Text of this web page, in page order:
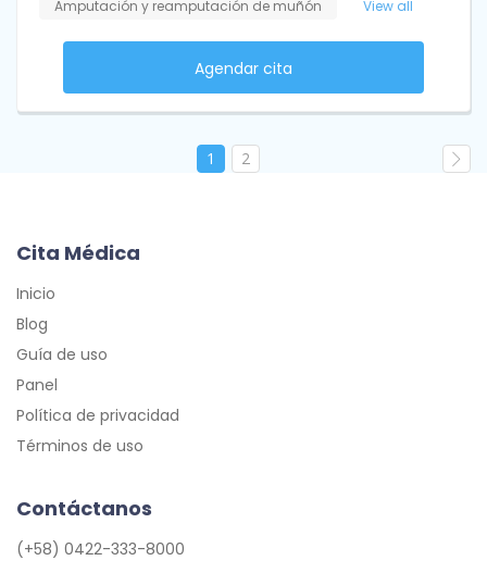
Amputación y reamputación de muñón
View all
Agendar cita
1 2
Cita Médica
Inicio
Blog
Guía de uso
Panel
Política de privacidad
Términos de uso
Contáctanos
(+58) 0422-333-8000